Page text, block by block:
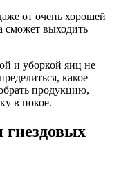
от очень хорошей
сможет выходить
и уборкой яиц не
какое
продукцию,
в покое.
гнездовых